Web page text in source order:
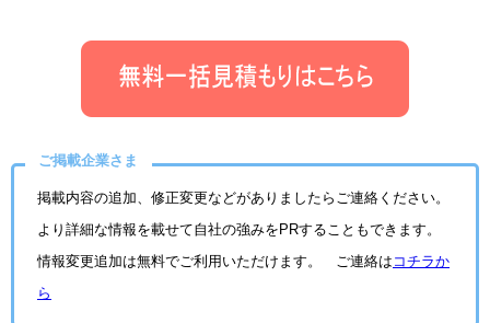
ご掲載企業さま
掲載内容の追加、修正変更などがありましたらご連絡ください。
より詳細な情報を載せて自社の強みをPRすることもできます。
情報変更追加は無料でご利用いただけます。 ご連絡は コチラか
ら